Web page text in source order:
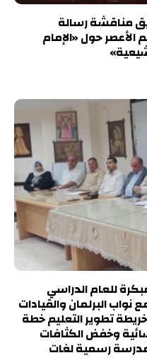
مناقشة رسالة
الأعصر حول «الإمام
للعام الدراسي
البرلمان والقيادات
تطوير التعليم خطة
وخفض الكثافات
رسمية لغات